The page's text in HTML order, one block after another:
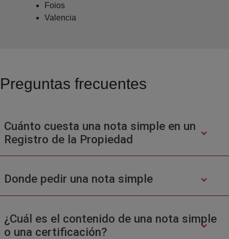
Foios
Valencia
Preguntas frecuentes
Cuánto cuesta una nota simple en un
Registro de la Propiedad
Donde pedir una nota simple
¿Cuál es el contenido de una nota simple
o una certificación?